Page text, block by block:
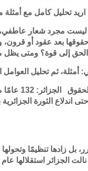
تحليل كامل مع
ليست مجرد شعار
بعد عقود أو قرون،
إلى قوة؟ ومتى يظل
ثم تحليل العوامل
أولًا:
الاحتلال حتى اندلاع
بل زادها تنظيمًا
استقلالها عام 1962